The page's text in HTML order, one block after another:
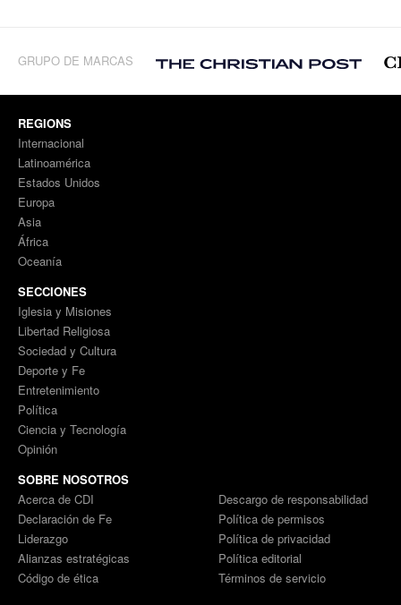
GRUPO DE MARCAS
REGIONS
Internacional
Latinoamérica
Estados Unidos
Europa
Asia
África
Oceanía
SECCIONES
Iglesia y Misiones
Libertad Religiosa
Sociedad y Cultura
Deporte y Fe
Entretenimiento
Política
Ciencia y Tecnología
Opinión
SOBRE NOSOTROS
Acerca de CDI
Declaración de Fe
Liderazgo
Alianzas estratégicas
Código de ética
Descargo de responsabilidad
Política de permisos
Política de privacidad
Política editorial
Términos de servicio